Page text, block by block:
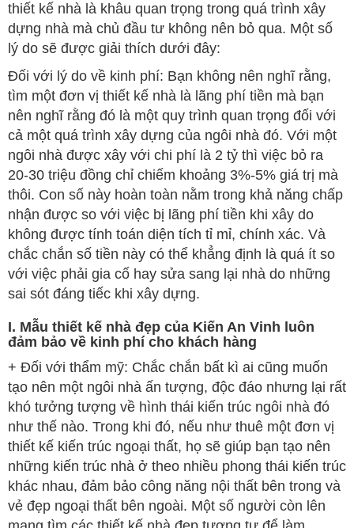
thiết kế nhà là khâu quan trọng trong quá trình xây
dựng nhà mà chủ đầu tư không nên bỏ qua. Một số
lý do sẽ được giải thích dưới đây:
Đối với lý do về kinh phí: Bạn không nên nghĩ rằng,
tìm một đơn vị thiết kế nhà là lãng phí tiền mà bạn
nên nghĩ rằng đó là một quy trình quan trọng đối với
cả một quá trình xây dựng của ngôi nhà đó. Với một
ngôi nhà được xây với chi phí là 2 tỷ thì việc bỏ ra
20-30 triệu đồng chỉ chiếm khoảng 3%-5% giá trị mà
thôi. Con số này hoàn toàn nằm trong khả năng chấp
nhận được so với việc bị lãng phí tiền khi xây do
không được tính toán diện tích tỉ mỉ, chính xác. Và
chắc chắn số tiền này có thể khẳng định là quá ít so
với việc phải gia cố hay sửa sang lại nhà do những
sai sót đáng tiếc khi xây dựng.
I. Mẫu thiết kế nhà đẹp của Kiến An Vinh luôn
đảm bảo về kinh phí cho khách hàng
+ Đối với thẩm mỹ: Chắc chắn bất kì ai cũng muốn
tạo nên một ngôi nhà ấn tượng, độc đáo nhưng lại rất
khó tưởng tượng về hình thái kiến trúc ngôi nhà đó
như thế nào. Trong khi đó, nếu như thuê một đơn vị
thiết kế kiến trúc ngoại thất, họ sẽ giúp bạn tạo nên
những kiến trúc nhà ở theo nhiều phong thái kiến trúc
khác nhau, đảm bảo công năng nội thất bên trong và
vẻ đẹp ngoại thất bên ngoài. Một số người còn lên